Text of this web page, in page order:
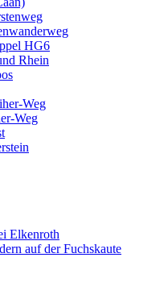
HG6
Rhein
Weg
Weg
Elkenroth
auf der Fuchskaute